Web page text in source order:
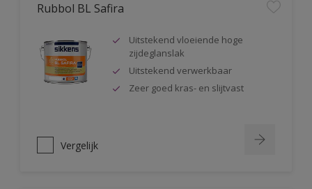
Rubbol BL Safira
Uitstekend vloeiende hoge
zijdeglanslak
Uitstekend verwerkbaar
Zeer goed kras- en slijtvast
Vergelijk